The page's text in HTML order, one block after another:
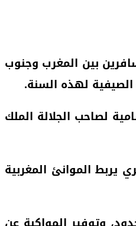
بين المغرب وجنوب
لصاحب الجلالة الملك
تمت تعبئة أسطول يتكون من 29 باخرة تابعة لسبع شركات ملاحية سيتم تشغيلها عبر 12 خط بحري يربط الموانئ المغربية